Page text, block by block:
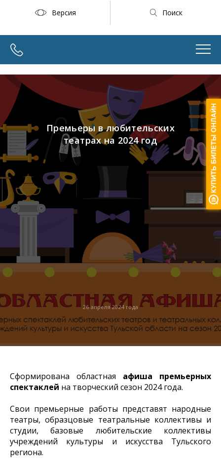
Версия Поиск
26 апреля 2024 года
Премьеры в любительских
театрах на 2024 год
Сформирована областная афиша премьерных
спектаклей на творческий сезон 2024 года.
Свои премьерные работы представят народные
театры, образцовые театральные коллективы и
студии, базовые любительские коллективы
учреждений культуры и искусства Тульского
региона.